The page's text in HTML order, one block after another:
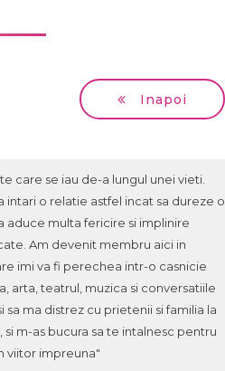
Inapoi
care se iau de-a lungul unei vieti.
intari o relatie astfel incat sa dureze o
aduce multa fericire si implinire
Am devenit membru aici in
imi va fi perechea intr-o casnicie
arta, teatrul, muzica si conversatiile
sa ma distrez cu prietenii si familia la
m-as bucura sa te intalnesc pentru
viitor impreuna"